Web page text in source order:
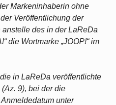
Markeninhaberin ohne
Veröffentlichung der
des in der LaReDa
die Wortmarke „JOOP!“ im
in LaReDa veröffentlichte
9), bei der die
unter